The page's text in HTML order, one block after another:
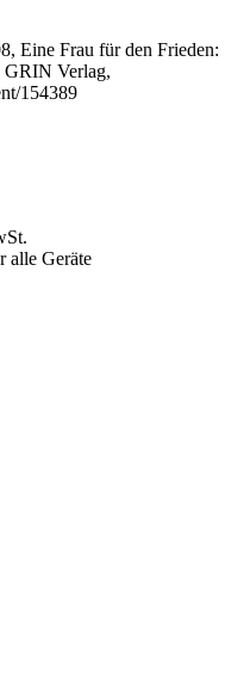
Eine Frau für den Frieden:
GRIN Verlag,
154389
alle Geräte